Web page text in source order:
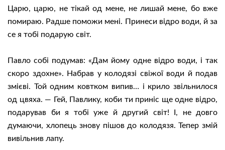
Царю, царю, не тікай од мене, не лишай мене, бо вже
помираю. Радше поможи мені. Принеси відро води, й за
се я тобі подарую світ.
Павло собі подумав: «Дам йому одне відро води, і так
скоро здохне». Набрав у колодязі свіжої води й подав
змієві. Той одним ковтком випив… і крило звільнилося
од цвяха. — Гей, Павлику, коби ти приніс ще одне відро,
подарував би я тобі уже й другий світ! І, не довго
думаючи, хлопець знову пішов до колодязя. Тепер змій
вивільнив лапу.